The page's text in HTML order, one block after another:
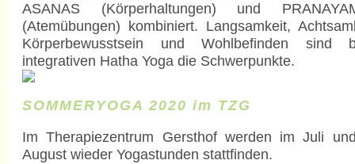
ASANAS (Körperhaltungen) und
(Atemübungen) kombiniert. Langsamkeit,
Körperbewusstsein und Wohlbefinden sind
integrativen Hatha Yoga die Schwerpunkte.
SOMMERYOGA 2020 im TZG
Im Therapiezentrum Gersthof werden im Juli
August wieder Yogastunden stattfinden.